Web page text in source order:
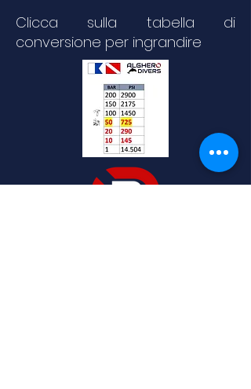
Clicca sulla tabella di
conversione per ingrandire